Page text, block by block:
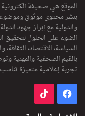
الموقع هي صحيفة إلكترونية
بنشر محتوى موثوق وموضوعي
والدولية مع إبراز جهود
الضوء على الحلول لتحقيق
السياسة، الاقتصاد،
بالقيم الصحفية والمهنية
تجربة إعلامية متميزة
فيسبوك